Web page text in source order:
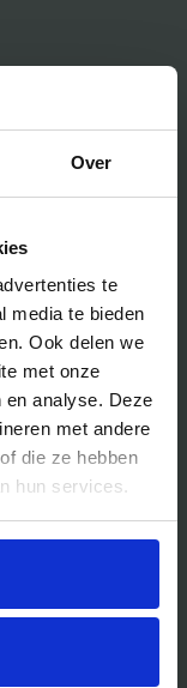
Over
te
media te bieden
Ook delen we
met onze
analyse. Deze
met andere
die ze hebben
hun services.